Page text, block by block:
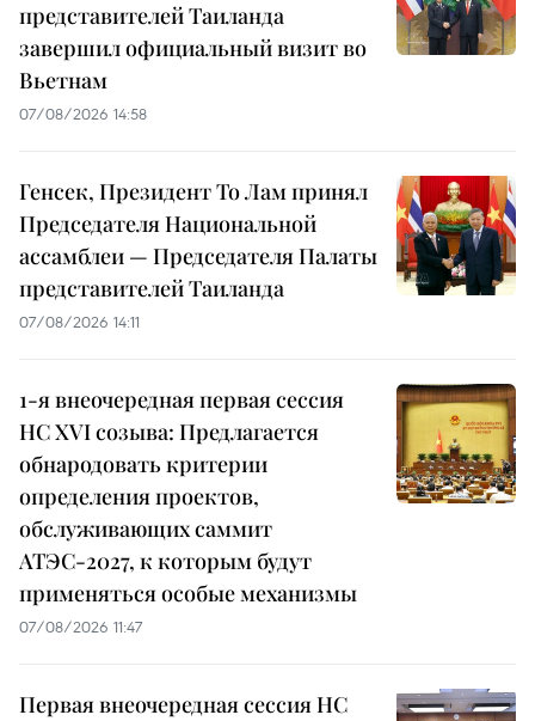
представителей Таиланда
завершил официальный визит во
Вьетнам
07/08/2026 14:58
Генсек, Президент То Лам принял
Председателя Национальной
ассамблеи — Председателя Палаты
представителей Таиланда
07/08/2026 14:11
1-я внеочередная первая сессия
НС XVI созыва: Предлагается
обнародовать критерии
определения проектов,
обслуживающих саммит
АТЭС-2027, к которым будут
применяться особые механизмы
07/08/2026 11:47
Первая внеочередная сессия НС